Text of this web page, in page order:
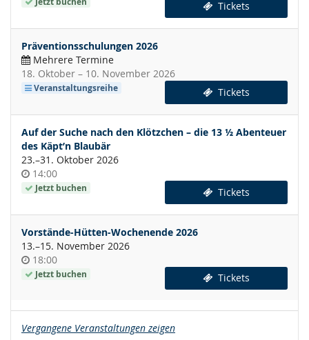
Tickets
Präventionsschulungen 2026
Mehrere Termine
18. Oktober –bis
10. November 2026
Veranstaltungsreihe Tickets
Auf der Suche nach den Klötzchen – die 13 ½ Abenteuer
des Käpt’n Blaubär
23.–bis
31. Oktober 2026
Uhrzeit
14:00
Jetzt buchen Tickets
Vorstände-Hütten-Wochenende 2026
13.–bis
15. November 2026
Uhrzeit
18:00
Jetzt buchen Tickets
Vergangene Veranstaltungen zeigen